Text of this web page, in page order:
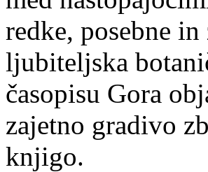
redke, posebne
ljubiteljska
časopisu Gora
zajetno gradivo
knjigo.